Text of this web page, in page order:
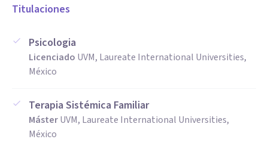
Titulaciones
Psicologia
Licenciado UVM, Laureate International Universities,
México
Terapia Sistémica Familiar
MásterUVM, Laureate International Universities,
México